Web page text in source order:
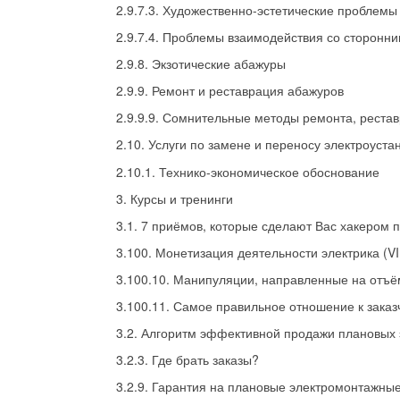
2.9.7.3. Художественно-эстетические проблемы
2.9.7.4. Проблемы взаимодействия со
2.9.8. Экзотические абажуры
2.9.9. Ремонт и реставрация абажуров
2.9.9.9. Сомнительные методы ремонта,
2.10. Услуги по замене и переносу
2.10.1. Технико-экономическое обоснование
3. Курсы и тренинги
3.1. 7 приёмов, которые сделают Вас хакером
3.100. Монетизация деятельности электрика
3.100.10. Манипуляции, направленные на
3.100.11. Самое правильное отношение к
3.2. Алгоритм эффективной продажи плановых
3.2.3. Где брать заказы?
3.2.9. Гарантия на плановые